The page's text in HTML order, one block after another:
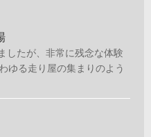
したが、非常に残念な体験
ゆる走り屋の集まりのよう